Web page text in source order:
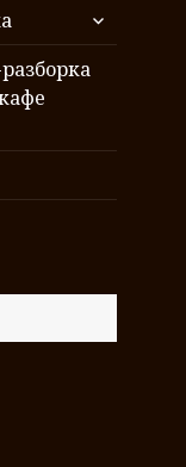
раскрыть
дочернее
меню